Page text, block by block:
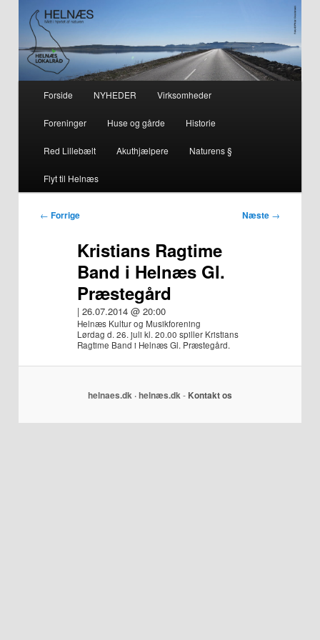
Helnæs
– smuk på alle årstider i hjertet af naturen
Fortsæt
til
primært
indhold
Fortsæt
til
sekundært
indhold
Forside NYHEDER Virksomheder
Foreninger Huse og gårde Historie
Red Lillebælt Akuthjælpere Naturens §
Flyt til Helnæs
Indlægsnavigation
← Forrige Næste →
Kristians Ragtime
Band i Helnæs Gl.
Præstegård
| 26.07.2014 @ 20:00
Helnæs Kultur og Musikforening
Lørdag d. 26. juli kl. 20.00 spiller Kristians
Ragtime Band i Helnæs Gl. Præstegård.
helnaes.dk · helnæs.dk - Kontakt os